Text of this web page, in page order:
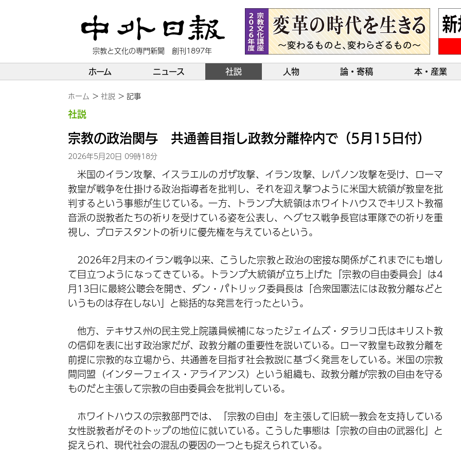
宗教と文化の専門新聞 創刊1897年
ホーム ニュース 社説 人物 論・寄稿 本・産業
ホーム 社説 記事
社説
宗教の政治関与 共通善目指し政教分離枠内で（5月15日付）
2026年5月20日 09時18分
米国のイラン攻撃、イスラエルのガザ攻撃、イラン攻撃、レバノン攻撃を受け、ローマ
教皇が戦争を仕掛ける政治指導者を批判し、それを迎え撃つように米国大統領が教皇を批
判するという事態が生じている。一方、トランプ大統領はホワイトハウスでキリスト教福
音派の説教者たちの祈りを受けている姿を公表し、ヘグセス戦争長官は軍隊での祈りを重
視し、プロテスタントの祈りに優先権を与えているという。
2026年2月末のイラン戦争以来、こうした宗教と政治の密接な関係がこれまでにも増し
て目立つようになってきている。トランプ大統領が立ち上げた「宗教の自由委員会」は4
月13日に最終公聴会を開き、ダン・パトリック委員長は「合衆国憲法には政教分離などと
いうものは存在しない」と総括的な発言を行ったという。
他方、テキサス州の民主党上院議員候補になったジェイムズ・タラリコ氏はキリスト教
の信仰を表に出す政治家だが、政教分離の重要性を説いている。ローマ教皇も政教分離を
前提に宗教的な立場から、共通善を目指す社会教説に基づく発言をしている。米国の宗教
間同盟（インターフェイス・アライアンス）という組織も、政教分離が宗教の自由を守る
ものだと主張して宗教の自由委員会を批判している。
ホワイトハウスの宗教部門では、「宗教の自由」を主張して旧統一教会を支持している
女性説教者がそのトップの地位に就いている。こうした事態は「宗教の自由の武器化」と
捉えられ、現代社会の混乱の要因の一つとも捉えられている。